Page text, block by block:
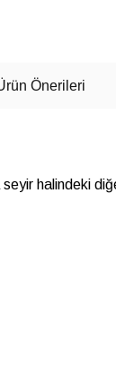
Önerileri
halindeki